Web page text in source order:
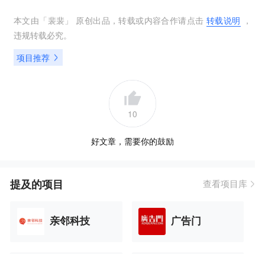
本文由「 裴裴 」 原创出品，转载或内容合作请点击 转载说明 ，
违规转载必究。
项目推荐
10
好文章，需要你的鼓励
提及的项目 查看项目库
亲邻科技 广告门